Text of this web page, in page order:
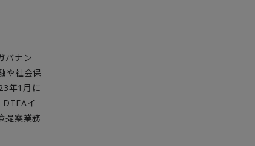
バナン
や社会保
年1月に
イ
提案業務